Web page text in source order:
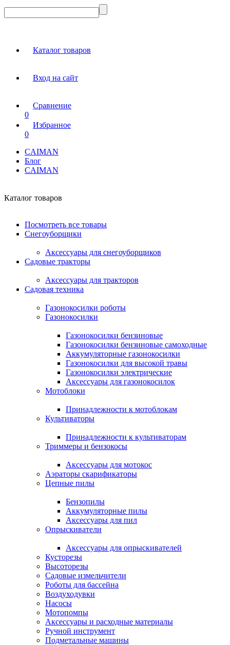
Каталог товаров
Вход на сайт
Сравнение
0
Избранное
0
CAIMAN
Блог
CAIMAN
Каталог товаров
Посмотреть все товары
Снегоуборщики
Аксессуары для снегоуборщиков
Садовые тракторы
Аксессуары для тракторов
Садовая техника
Газонокосилки роботы
Газонокосилки
Газонокосилки бензиновые
Газонокосилки бензиновые самоходные
Аккумуляторные газонокосилки
Газонокосилки для высокой травы
Газонокосилки электрические
Аксессуары для газонокосилок
Мотоблоки
Принадлежности к мотоблокам
Культиваторы
Принадлежности к культиваторам
Триммеры и бензокосы
Аксессуары для мотокос
Аэраторы скарификаторы
Цепные пилы
Бензопилы
Аккумуляторные пилы
Аксессуары для пил
Опрыскиватели
Аксессуары для опрыскивателей
Кусторезы
Высоторезы
Садовые измельчители
Роботы для бассейна
Воздуходувки
Насосы
Мотопомпы
Аксессуары и расходные материалы
Ручной инструмент
Подметальные машины